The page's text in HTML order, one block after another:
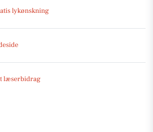
lykønskning
læserbidrag